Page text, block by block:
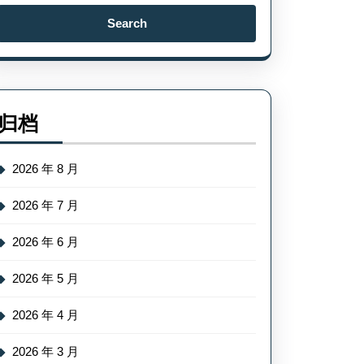
归档
2026 年 8 月
2026 年 7 月
2026 年 6 月
2026 年 5 月
2026 年 4 月
2026 年 3 月